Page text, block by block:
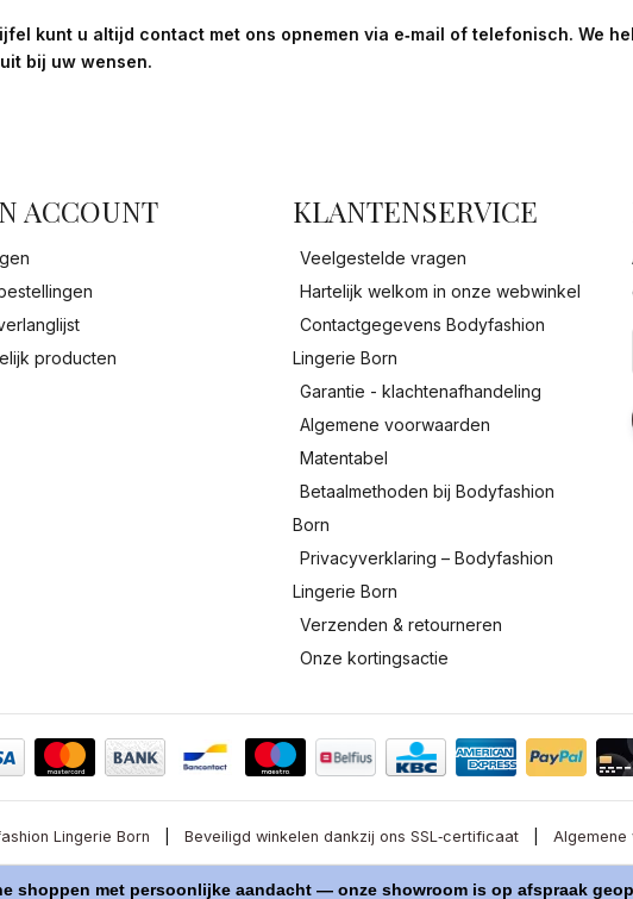
kunt u altijd contact met ons opnemen via e‑mail of telefonisch. We
bij uw wensen.
ACCOUNT
producten
KLANTENSERVICE
Veelgestelde vragen
Hartelijk welkom in onze webwinkel
Contactgegevens Bodyfashion
Lingerie Born
Garantie - klachtenafhandeling
Algemene voorwaarden
Matentabel
Betaalmethoden bij Bodyfashion
Born
Privacyverklaring – Bodyfashion
Lingerie Born
Verzenden & retourneren
Onze kortingsactie
Lingerie Born Beveiligd winkelen dankzij ons SSL‑certificaat Algemene
© Copyright 2026 - Bodyfashion Born
shoppen met persoonlijke aandacht — onze showroom is op afspraak